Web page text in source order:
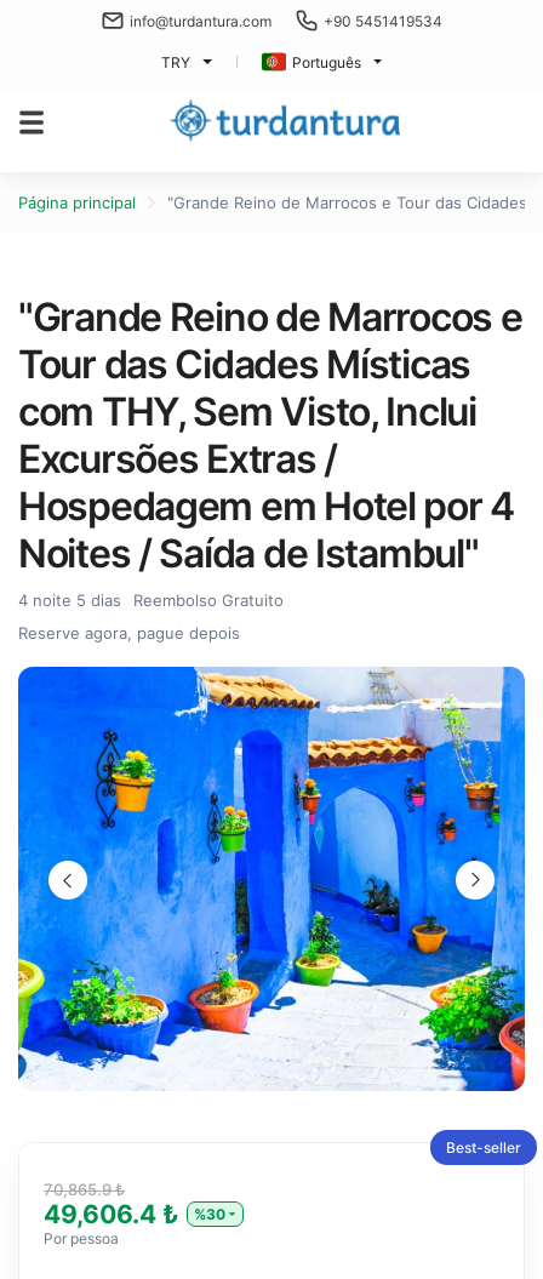
info@turdantura.com +90 5451419534
TRY Português
Página principal "Grande Reino de Marrocos e Tour das Cidades
"Grande Reino de Marrocos e
Tour das Cidades Místicas
com THY, Sem Visto, Inclui
Excursões Extras /
Hospedagem em Hotel por 4
Noites / Saída de Istambul"
4 noite 5 dias
Reembolso Gratuito
Reserve agora, pague depois
Best-seller
70,865.9 ₺
49,606.4 ₺
%30
Por pessoa